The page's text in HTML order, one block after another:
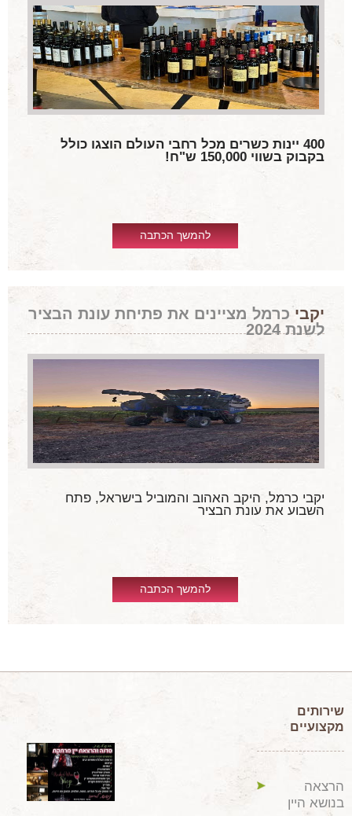
בתקופה זו בין החביות, לא כדי לפעול אלא כדי לשמוע
את נשימת התסיסה העדינה שאינה נשמעת בבית,
ועל כן אינם יכולים להרדם בלעדיה.
וכעת המאמר עולה לאוויר, ואתם נזכרים שאין לכם יין
מתאים לחג השבועות. הארוחה חלבית, וישנם יינות
המתאימים למגוון סוגי גבינות. לפני שאתם באים
לשאול, בדקו במטבח אם יהיו גבינות שמנות כגון גבינה
צהובה מותכת או גבינות יבשות ומלוחות, או אולי
חשוב יותר מכל חוות דעת מקצועית. אין זו אשליה. כבר
אמרו חז"ל כשם שאין פרצופיהם דומים כך אין
דעותיהם שוות. היינן מציע את הממוצע, אך טעמו
על כל פנים יש שפע גדול ברוך ה', וחבל שלא באתם
כמה ימים לפני ערב החג. ועוד יש לזכור שחג השבועות
צמוד לשבת. מתחילים במה שנותר מן החג, ואם יחסר
ראוי שיהיו במזווה לפחות שני בקבוקים נוספים, כמובן
לפי גודל השולחן ומספר הסועדים.
שלי פתוחה גם בערב החג.
לשאול, לטעום, ולהצטייד ביין הראוי לכבוד היום
הקדוש. יש מבחר גדול, יש יינות המתאימים לכל שולחן
ולכל טעם, וכל אחד יוכל למצוא את מה שלבו חפץ בו.
לחיים,חג שמחשבת שלום
שרגא - אתר היין הכשר
400 יינות כשרים מכל רחבי העולם הוצגו כולל
בקבוק בשווי 150,000 ש"ח!
להמשך הכתבה
יקבי כרמל מציינים את פתיחת עונת הבציר
לשנת 2024
יקבי כרמל, היקב האהוב והמוביל בישראל, פתח
השבוע את עונת הבציר
להמשך הכתבה
שירותים
מקצועיים
הרצאה
בנושא היין